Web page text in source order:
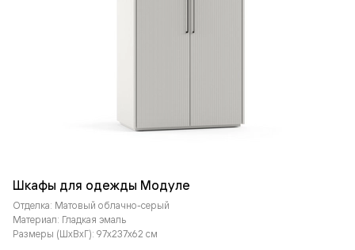
Шкафы для одежды Модуле
Отделка: Матовый облачно-серый
Материал: Гладкая эмаль
Размеры (ШxВxГ): 97x237x62 см